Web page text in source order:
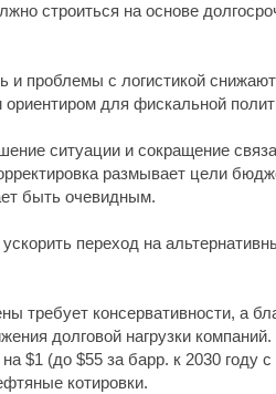
строиться на основе
и проблемы с логистикой
для фискальной
ситуации и сокращение
размывает цели
быть очевидным.
переход на
требует консервативности, а
долговой нагрузки
$1 (до $55 за барр. к 2030 году
котировки.